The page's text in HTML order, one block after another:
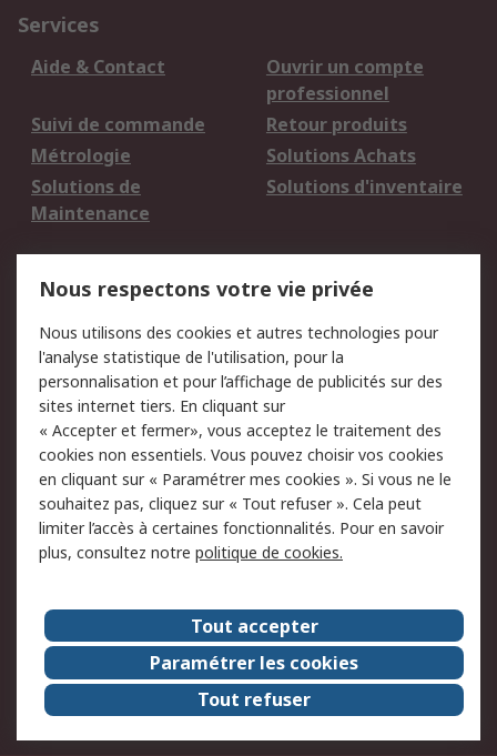
Services
Aide & Contact
Ouvrir un compte
professionnel
Suivi de commande
Retour produits
Métrologie
Solutions Achats
Solutions de
Maintenance
Solutions d'inventaire
du site
Politique de protection
des données - Mise à
jour
Sécurité des E-mails
Conditions générales
de vente
Politique anti-
corruption
Campagnes marketing
A propos de RS
A propos de RS France
Evénements
Le groupe RS Group Plc
Presse
RS dans le monde
Démarche RSE
Nous rejoindre
RS Particuliers
Nous respectons votre vie privée
Nous utilisons des cookies et autres technologies pour
l'analyse statistique de l'utilisation, pour la
personnalisation et pour l’affichage de publicités sur des
sites internet tiers. En cliquant sur
« Accepter et fermer», vous acceptez le traitement des
cookies non essentiels. Vous pouvez choisir vos cookies
en cliquant sur « Paramétrer mes cookies ». Si vous ne le
souhaitez pas, cliquez sur « Tout refuser ». Cela peut
limiter l’accès à certaines fonctionnalités. Pour en savoir
plus, consultez notre politique de cookies.
Tout accepter
Paramétrer les cookies
Tout refuser